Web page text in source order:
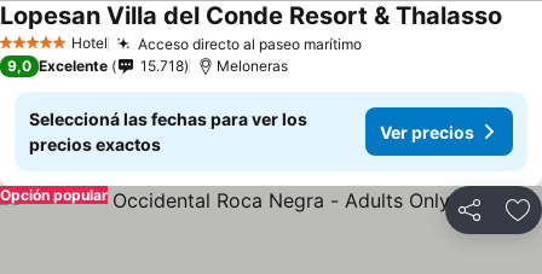
5 Estrellas Hotel Acceso directo al paseo marítimoVer precios
Lopesan Villa del Conde Resort & Thalasso
9,0 Excelente 15.718 Meloneras
Seleccioná las fechas para ver los
precios exactos
Ver precios
Compartir
Opción popular